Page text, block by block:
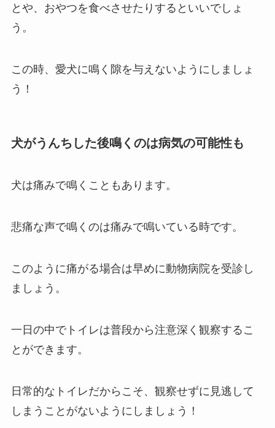
とや、おやつを食べさせたりするといいでしょ
う。
この時、愛犬に鳴く隙を与えないようにしましょ
う！
犬がうんちした後鳴くのは病気の可能性も
犬は痛みで鳴くこともあります。
悲痛な声で鳴くのは痛みで鳴いている時です。
このように痛がる場合は早めに動物病院を受診し
ましょう。
一日の中でトイレは普段から注意深く観察するこ
とができます。
日常的なトイレだからこそ、観察せずに見逃して
しまうことがないようにしましょう！